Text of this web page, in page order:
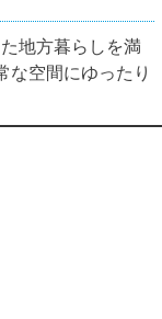
地方暮らしを満
な空間にゆったり